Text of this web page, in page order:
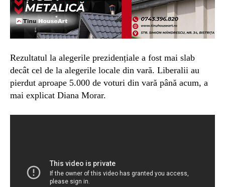
Rezultatul la alegerile prezidențiale a fost mai slab
decât cel de la alegerile locale din vară. Liberalii au
pierdut aproape 5.000 de voturi din vară până acum, a
mai explicat Diana Morar.